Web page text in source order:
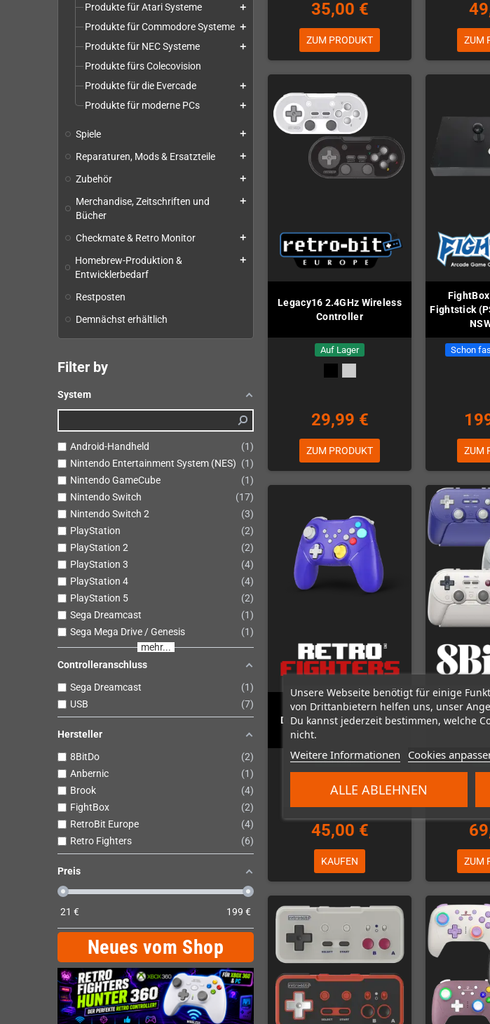
Unsere Webseite benötigt für einige
von Drittanbietern helfen uns, unser
Du kannst jederzeit bestimmen, welche
nicht.
Weitere Informationen Cookies
ALLE ABLEHNEN
Produkte für Atari Systeme add
Produkte für Commodore Systeme add
Produkte für NEC Systeme add
Produkte fürs Colecovision
Produkte für die Evercade
add
Produkte für moderne PCs add
Spiele add
Reparaturen, Mods & Ersatzteile add
Zubehör add
Merchandise, Zeitschriften und
Bücher
add
Checkmate & Retro Monitor add
Homebrew-Produktion &
Entwicklerbedarf
add
Restposten
Demnächst erhältlich
Filter by
System
Android-Handheld
1
Nintendo Entertainment System (NES)
1
Nintendo GameCube
1
Nintendo Switch
17
Nintendo Switch 2
3
PlayStation
2
PlayStation 2
2
PlayStation 3
4
PlayStation 4
4
PlayStation 5
2
Sega Dreamcast
1
Sega Mega Drive / Genesis
1
mehr...
Controlleranschluss
Sega Dreamcast
1
USB
7
Hersteller
8BitDo
2
Anbernic
1
Brook
4
FightBox
2
RetroBit Europe
4
Retro Fighters
6
Preis
21 € 199 €
Neues vom Shop
35,00 €
ZUM PRODUKT ZUM
Legacy16 2.4GHz Wireless
Controller
Auf Lager
29,99 €
ZUM PRODUKT
Fightstick
Schon
ZUM
Duelist (Nintendo Switch)
Auf Lager
45,00 €
KAUFEN
8BitDo
ZUM